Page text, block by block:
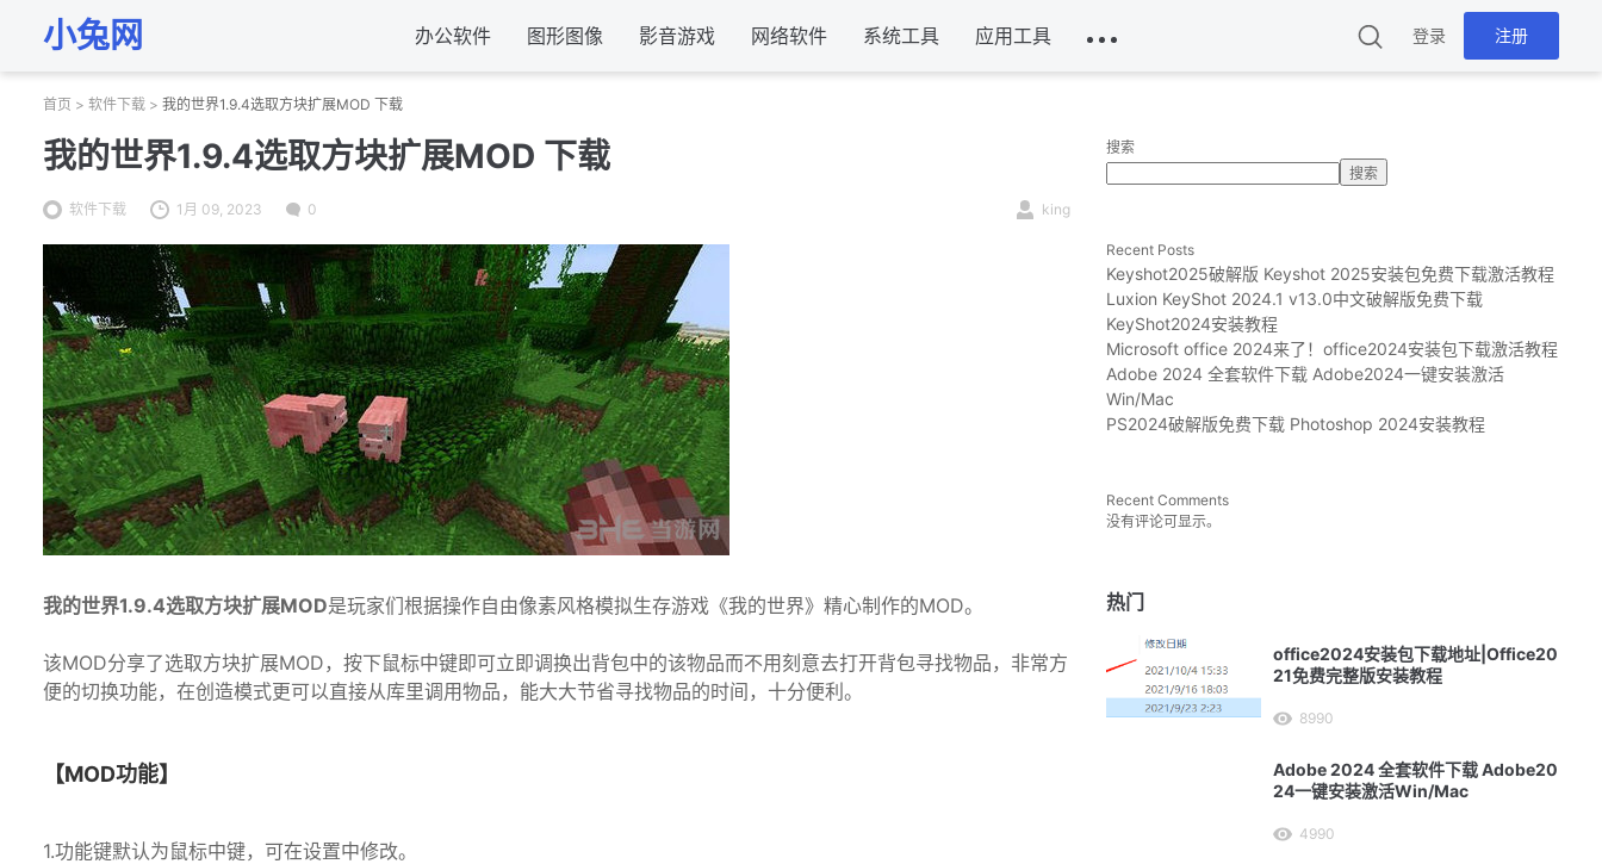
小兔网 办公软件 图形图像 影音游戏 网络软件 系统工具 应用工具 登录 注册
首页 > 软件下载 > 我的世界1.9.4选取方块扩展MOD 下载
我的世界1.9.4选取方块扩展MOD 下载
软件下载 1月 09, 2023 0 king
我的世界1.9.4选取方块扩展MOD是玩家们根据操作自由像素风格模拟生存游戏《我的世界》精心制作的MOD。
该MOD分享了选取方块扩展MOD，按下鼠标中键即可立即调换出背包中的该物品而不用刻意去打开背包寻找物品，非常方
便的切换功能，在创造模式更可以直接从库里调用物品，能大大节省寻找物品的时间，十分便利。
【MOD功能】
1.功能键默认为鼠标中键，可在设置中修改。
搜索
搜索
Recent Posts
Keyshot2025破解版 Keyshot 2025安装包免费下载激活教程
Luxion KeyShot 2024.1 v13.0中文破解版免费下载
KeyShot2024安装教程
Microsoft office 2024来了！office2024安装包下载激活教程
Adobe 2024 全套软件下载 Adobe2024一键安装激活
Win/Mac
PS2024破解版免费下载 Photoshop 2024安装教程
Recent Comments
没有评论可显示。
热门
office2024安装包下载地址|Office20
21免费完整版安装教程
8990
Adobe 2024 全套软件下载 Adobe20
24一键安装激活Win/Mac
4990